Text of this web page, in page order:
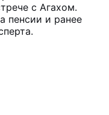
с Агахом.
пенсии и ранее